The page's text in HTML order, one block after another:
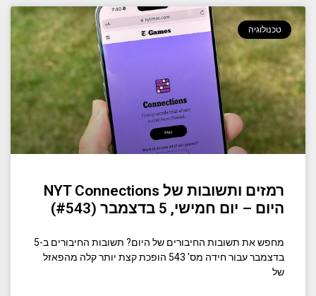
טכנולוגיה
רמזים ותשובות של NYT Connections
היום – יום חמישי, 5 בדצמבר (#543)
מחפש את תשובות החיבורים של היום? תשובות החיבורים ב-5
בדצמבר עבור חידה מס' 543 הופכת קצת יותר קלה מהפאזל
של